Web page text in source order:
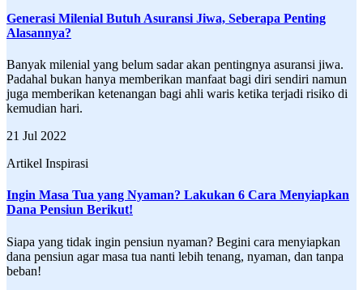
Generasi Milenial Butuh Asuransi Jiwa, Seberapa Penting
Alasannya?
Banyak milenial yang belum sadar akan pentingnya asuransi jiwa.
Padahal bukan hanya memberikan manfaat bagi diri sendiri namun
juga memberikan ketenangan bagi ahli waris ketika terjadi risiko di
kemudian hari.
21 Jul 2022
Artikel Inspirasi
Ingin Masa Tua yang Nyaman? Lakukan 6 Cara Menyiapkan
Dana Pensiun Berikut!
Siapa yang tidak ingin pensiun nyaman? Begini cara menyiapkan
dana pensiun agar masa tua nanti lebih tenang, nyaman, dan tanpa
beban!